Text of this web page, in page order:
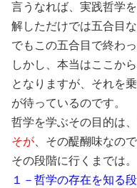
言うなれば、実践哲学
解しただけでは五合目な
でもこの五合目で終わ
しかし、本当はここか
となりますが、それを
が待っているのです。
哲学を学ぶその目的は、
そが 、その醍醐味なので
その段階に行くまでは。
１－哲学の存在を知る段